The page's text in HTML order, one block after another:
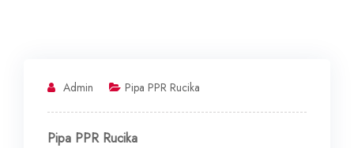
Admin Pipa PPR Rucika
Pipa PPR Rucika